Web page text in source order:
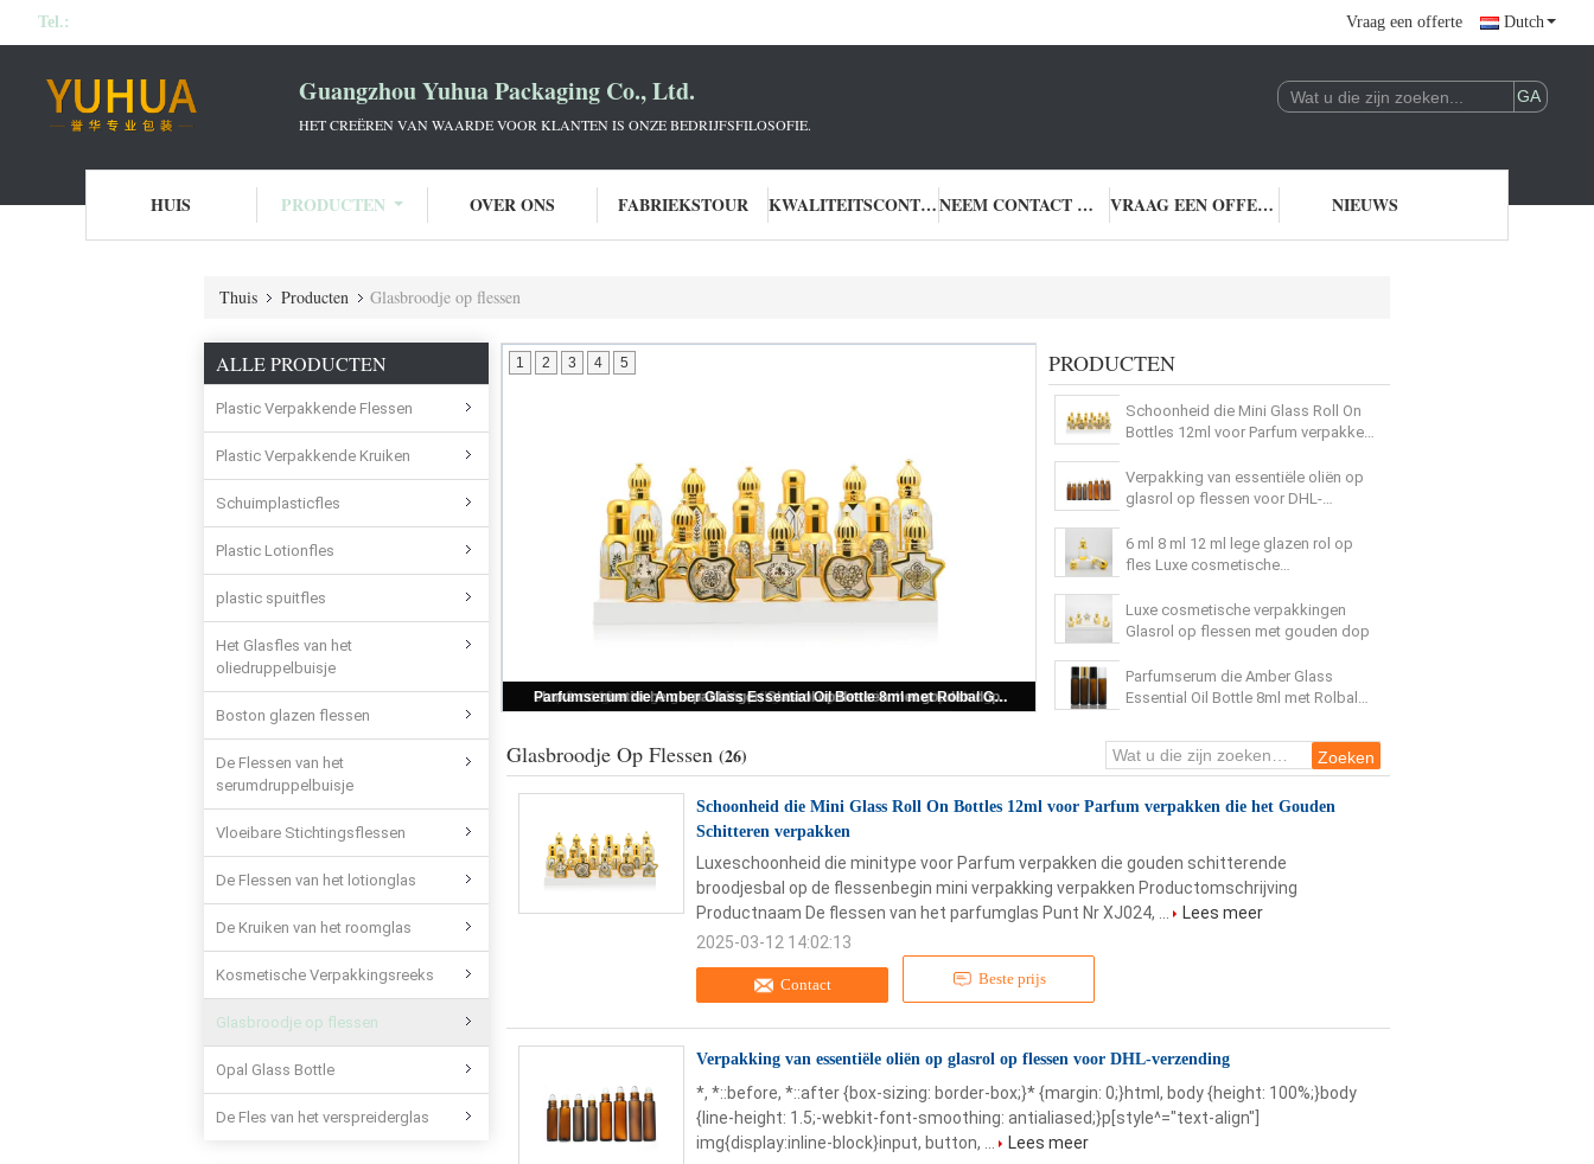
Tel.: Vraag een offerte Dutch
Guangzhou Yuhua Packaging Co., Ltd.
HET CREËREN VAN WAARDE VOOR KLANTEN IS ONZE BEDRIJFSFILOSOFIE.
HUIS PRODUCTEN OVER ONS FABRIEKSTOUR KWALITEITSCONTROLE NEEM CONTACT MET ONS OP VRAAG EEN OFFERTE NIEUWS
Thuis Producten Glasbroodje op flessen
ALLE PRODUCTEN
Plastic Verpakkende Flessen
Plastic Verpakkende Kruiken
Schuimplasticfles
Plastic Lotionfles
plastic spuitfles
Het Glasfles van het
oliedruppelbuisje
Boston glazen flessen
De Flessen van het
serumdruppelbuisje
Vloeibare Stichtingsflessen
De Flessen van het lotionglas
De Kruiken van het roomglas
Kosmetische Verpakkingsreeks
Glasbroodje op flessen
Opal Glass Bottle
De Fles van het verspreiderglas
Schoonheid die Mini Glass Roll On Bottles 12ml voor Parfum verpakken die het Gouden Schitteren verpakken
1 2 3 4 5 PRODUCTEN
Schoonheid die Mini Glass Roll On
Bottles 12ml voor Parfum verpakken
verpakken
Verpakking van essentiële oliën op
glasrol op flessen voor DHL-
6 ml 8 ml 12 ml lege glazen rol op
fles Luxe cosmetische
essentiële olie fles
Luxe cosmetische verpakkingen
Glasrol op flessen met gouden dop
Parfumserum die Amber Glass
Essential Oil Bottle 8ml met Rolbal
Glasbroodje Op Flessen (26)
Schoonheid die Mini Glass Roll On Bottles 12ml voor Parfum verpakken die het Gouden
Schitteren verpakken
Contact Beste prijs
Luxeschoonheid die minitype voor Parfum verpakken die gouden schitterende
broodjesbal op de flessenbegin mini verpakking verpakken Productomschrijving
Productnaam De flessen van het parfumglas Punt Nr XJ024, ...
Lees meer
2025-03-12 14:02:13
Verpakking van essentiële oliën op glasrol op flessen voor DHL-verzending
*, *::before, *::after {box-sizing: border-box;}* {margin: 0;}html, body {height: 100%;}body
{line-height: 1.5;-webkit-font-smoothing: antialiased;}p[style^="text-align"]
img{display:inline-block}input, button, ...
Lees meer